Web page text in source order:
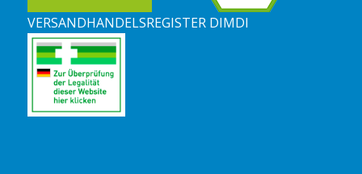
VERSANDHANDELSREGISTER DIMDI